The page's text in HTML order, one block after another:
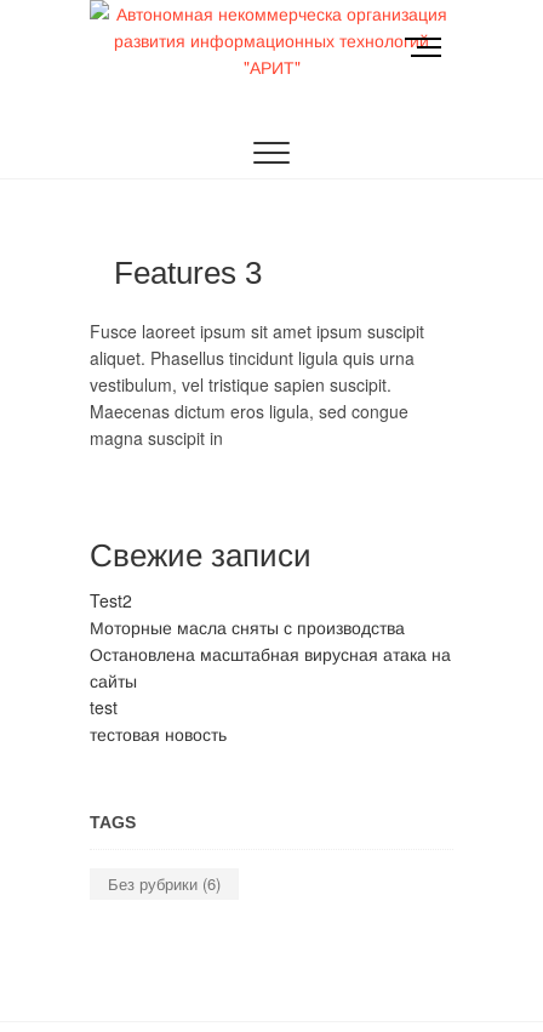
некоммерческа
развития
информационных
технологий
"АРИТ"
К
Features 3
Fusce laoreet ipsum sit amet ipsum suscipit
aliquet. Phasellus tincidunt ligula quis urna
vestibulum, vel tristique sapien suscipit.
Maecenas dictum eros ligula, sed congue
magna suscipit in
Свежие записи
Test2
Моторные масла сняты с производства
Остановлена масштабная вирусная атака на
сайты
test
тестовая новость
TAGS
Без рубрики (6)